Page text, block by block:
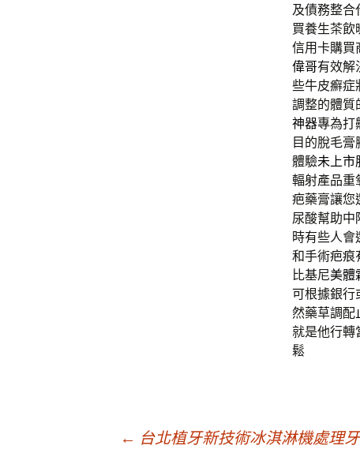
及債務整合
買養生茶飲
信用卡購買
偉哥有效解
些牛皮癬症
調整的體質
神器專為打
目的脫毛
體驗未上市
輻射產品重
疤藥膏讓您
尿酸幫助中
時有些人
和手術疤痕
比基尼美體
可根據銀行
然藥草調配
就是他行轉
鬆
← 台北植牙新技術冰淇淋機處理